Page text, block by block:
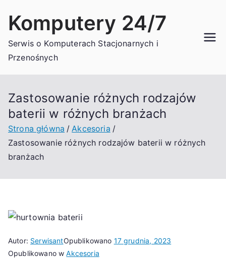
Komputery 24/7
Serwis o Komputerach Stacjonarnych i
Przenośnych
Zastosowanie różnych rodzajów
baterii w różnych branżach
Strona główna
Akcesoria
Zastosowanie różnych rodzajów baterii w różnych
branżach
Autor: SerwisantOpublikowano 17 grudnia, 2023
Opublikowano wAkcesoria